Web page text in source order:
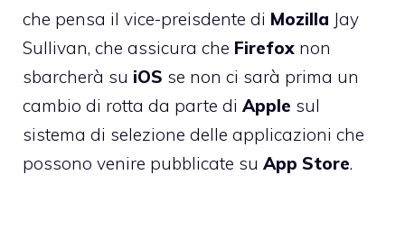
che pensa il vice-preisdente di Mozilla Jay
Sullivan, che assicura che Firefox non
sbarcherà su iOS se non ci sarà prima un
cambio di rotta da parte di Apple sul
sistema di selezione delle applicazioni che
possono venire pubblicate su App Store.